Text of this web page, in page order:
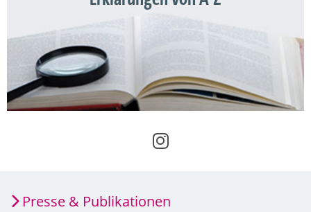
Presse & Publikationen